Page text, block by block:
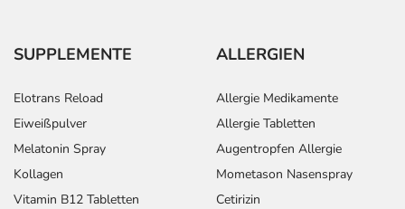
Die Gesamtdosis sollte nicht ohne Rücksprache mit
einem Arzt oder Apotheker überschritten werden.
Art der Anwendung?
Nehmen Sie das Arzneimittel mit Flüssigkeit (z.B. 1 Glas
SUPPLEMENTE
Elotrans Reload
Eiweißpulver
Melatonin Spray
Kollagen
Vitamin B12 Tabletten
ALLERGIEN
Allergie Medikamente
Allergie Tabletten
Augentropfen Allergie
Mometason Nasenspray
Cetirizin